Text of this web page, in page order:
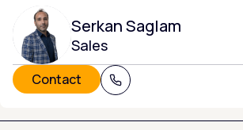
Serkan Saglam
Sales
Contact +31 (0) 320 215 805